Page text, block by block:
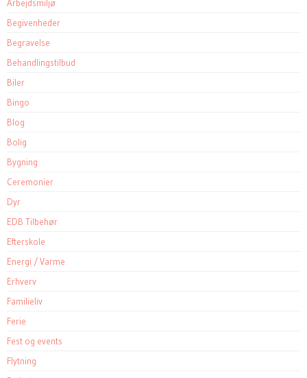
Arbejdsmiljø
Begivenheder
Begravelse
Behandlingstilbud
Biler
Bingo
Blog
Bolig
Bygning
Ceremonier
Dyr
EDB Tilbehør
Efterskole
Energi / Varme
Erhverv
Familieliv
Ferie
Fest og events
Flytning